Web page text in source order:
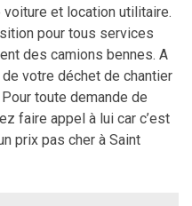
et location utilitaire.
pour tous services
des camions bennes. A
votre déchet de chantier
toute demande de
faire appel à lui car c’est
prix pas cher à Saint